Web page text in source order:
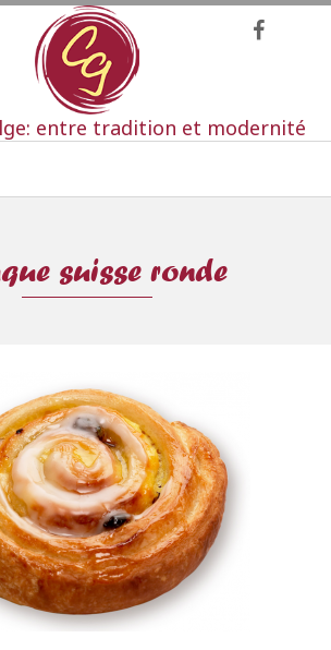
entre tradition et modernité
suisse ronde